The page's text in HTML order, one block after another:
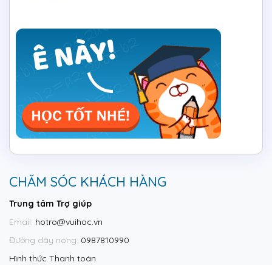
CHĂM SÓC KHÁCH HÀNG
Trung tâm Trợ giúp
Email: hotro@vuihoc.vn
Đường dây nóng: 0987810990
Hình thức Thanh toán